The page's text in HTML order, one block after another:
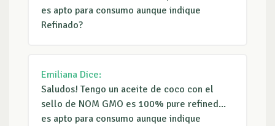
es apto para consumo aunque indique
Refinado?
Emiliana Dice:
Saludos! Tengo un aceite de coco con el
sello de NOM GMO es 100% pure refined...
es apto para consumo aunque indique